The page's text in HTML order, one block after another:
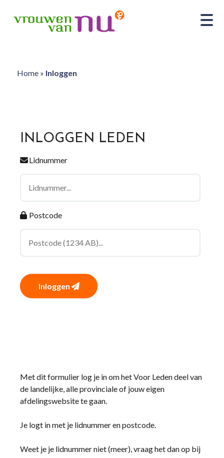
Home» Inloggen
INLOGGEN LEDEN
Lidnummer
Postcode
Inloggen
Met dit formulier log je in om het Voor Leden deel van
de landelijke, alle provinciale of jouw eigen
afdelingswebsite te gaan.
Je logt in met je lidnummer en postcode.
Weet je je lidnummer niet (meer), vraag het dan op bij